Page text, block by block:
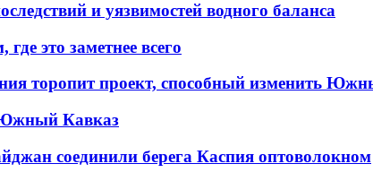
и уязвимостей водного баланса
это заметнее всего
торопит проект, способный изменить
Кавказ
соединили берега Каспия оптоволокном